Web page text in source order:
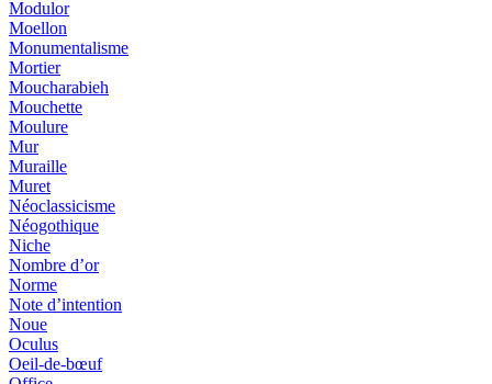
Modulor
Moellon
Monumentalisme
Mortier
Moucharabieh
Mouchette
Moulure
Mur
Muraille
Muret
Néoclassicisme
Néogothique
Niche
Nombre d’or
Norme
Note d’intention
Noue
Oculus
Oeil-de-bœuf